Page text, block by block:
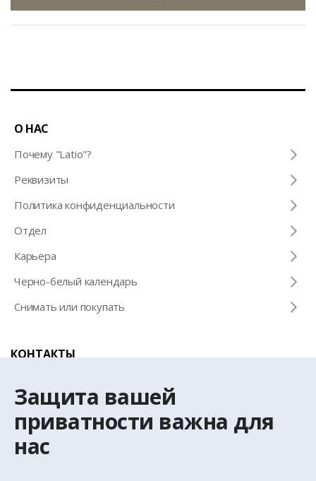
Защита вашей
приватности важна для
нас
О НАС
Почему "Latio"?
Pеквизиты
Политика конфиденциальности
Отдел
Карьера
Черно-белый календарь
Снимать или покупать
КОНТАКТЫ
+371 67 032 300